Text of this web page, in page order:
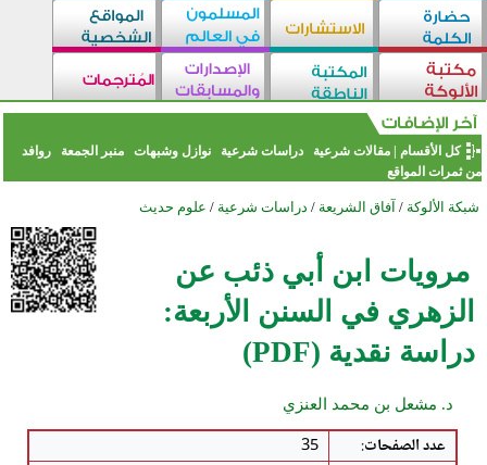
كل الأقسام |مقالات شرعية دراسات شرعية نوازل وشبهات منبر الجمعة
روافد
من ثمرات المواقع
شبكة الألوكة / آفاق الشريعة / دراسات شرعية / علوم حديث
مرويات ابن أبي ذئب عن
الزهري في السنن الأربعة:
دراسة نقدية (PDF)
د. مشعل بن محمد العنزي
عدد الصفحات:
35